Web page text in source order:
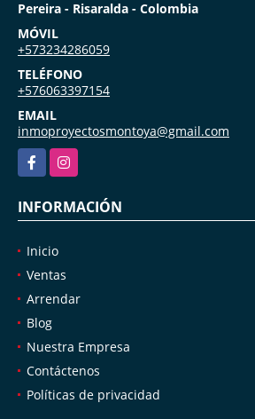
Pereira - Risaralda - Colombia
MÓVIL
+573234286059
TELÉFONO
+576063397154
EMAIL
inmoproyectosmontoya@gmail.com
FacebookInstagram
INFORMACIÓN
Inicio
Ventas
Arrendar
Blog
Nuestra Empresa
Contáctenos
Políticas de privacidad